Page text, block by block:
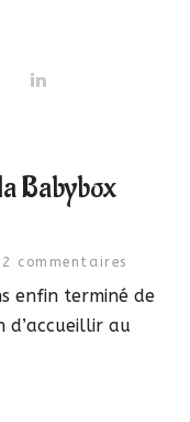
Babybox
2 commentaires
enfin terminé de
au